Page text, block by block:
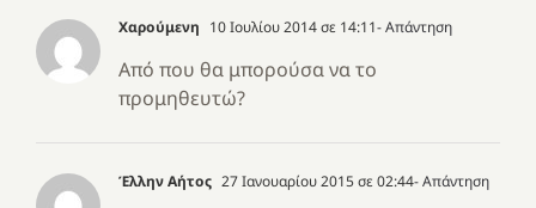
Χαρούμενη 10 Ιουλίου 2014 σε 14:11- Απάντηση
Από που θα μπορούσα να το
προμηθευτώ?
Έλλην Αήτος 27 Ιανουαρίου 2015 σε 02:44- Απάντηση